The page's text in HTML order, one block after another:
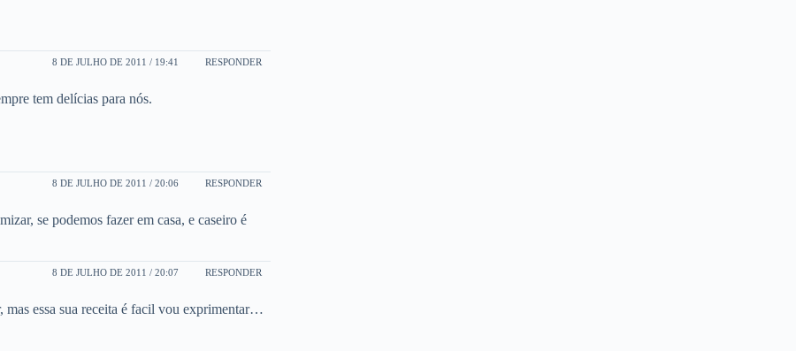
8 DE JULHO DE 2011 / 19:41 RESPONDER
tem delícias para nós.
8 DE JULHO DE 2011 / 20:06 RESPONDER
se podemos fazer em casa, e caseiro é
8 DE JULHO DE 2011 / 20:07 RESPONDER
mas essa sua receita é facil vou exprimentar…